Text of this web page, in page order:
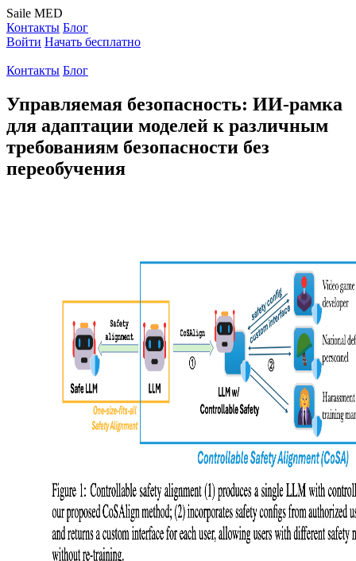
Saile MED
Контакты Блог
Войти Начать бесплатно
Контакты Блог
Управляемая безопасность: ИИ-рамка
для адаптации моделей к различным
требованиям безопасности без
переобучения